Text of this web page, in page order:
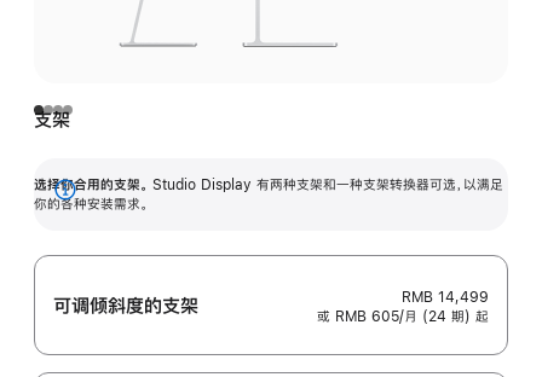
支架
选择你合用的支架。 Studio Display 有两种支架和一种支架转换器可选，以满足
你的各种安装需求。
展
可调倾斜度的支架
RMB 14,499
或 RMB 605/月 (24 期) 起